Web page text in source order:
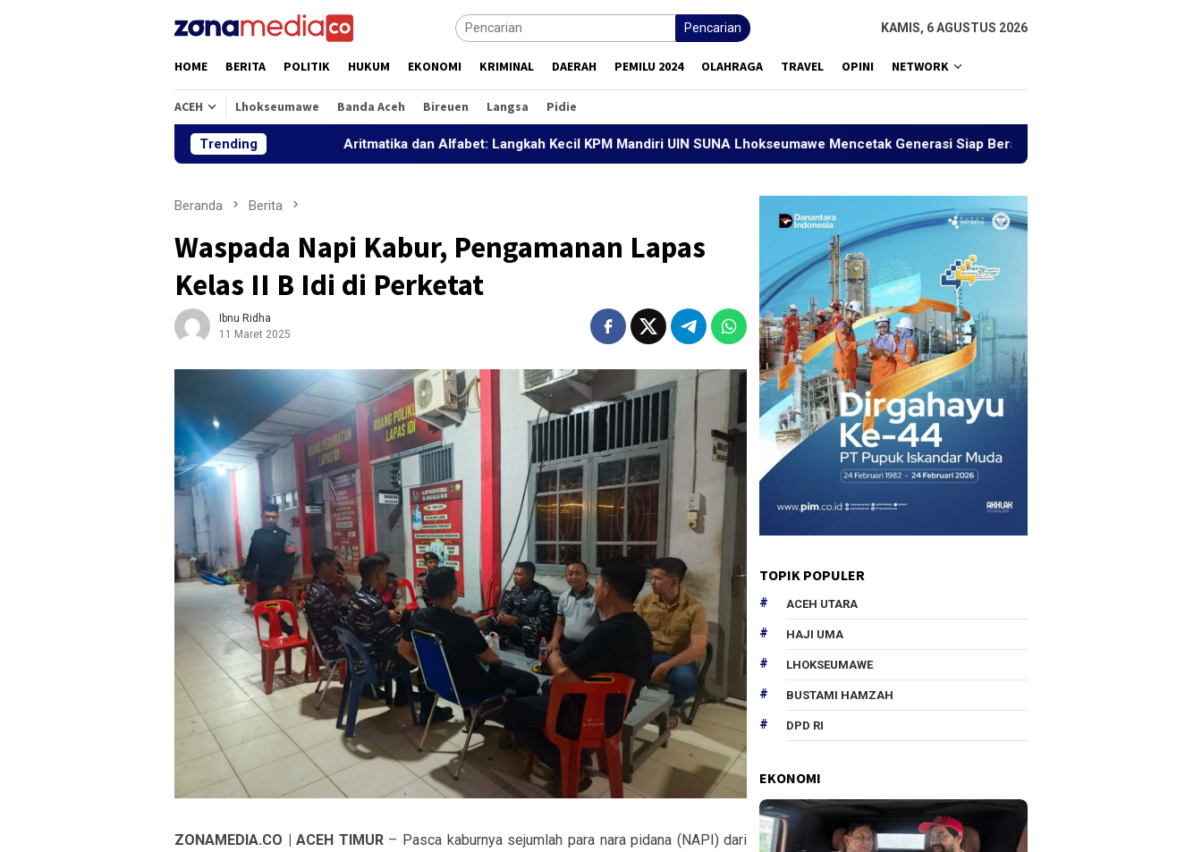
Pencarian KAMIS, 6 AGUSTUS 2026
HOME BERITA POLITIK HUKUM EKONOMI KRIMINAL DAERAH PEMILU 2024 OLAHRAGA TRAVEL OPINI NETWORK
ACEH Lhokseumawe Banda Aceh Bireuen Langsa Pidie
TrendingAritmatika dan Alfabet: Langkah Kecil KPM Mandiri UIN SUNA Lhokseumawe Mencetak Generasi Siap Bersaing Sejauh Mana Indonesia Emas
Beranda Berita
Waspada Napi Kabur, Pengamanan Lapas
Kelas II B Idi di Perketat
Ibnu Ridha
11 Maret 2025
ZONAMEDIA.CO | ACEH TIMUR– Pasca kaburnya sejumlah para nara pidana (NAPI) dari
TOPIK POPULER
ACEH UTARA
HAJI UMA
LHOKSEUMAWE
BUSTAMI HAMZAH
DPD RI
EKONOMI